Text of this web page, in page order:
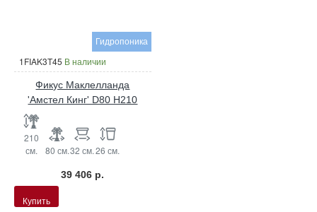
Гидропоника
1FIAK3T45 В наличии
Фикус Маклелланда
'Амстел Кинг' D80 H210
210
см.
80 см.32 см.26 см.
39 406 р.
Купить